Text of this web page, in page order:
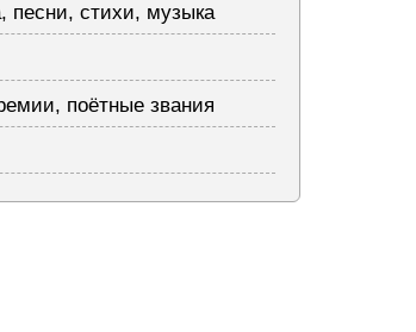
песни, стихи, музыка
поётные звания